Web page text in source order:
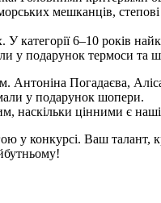
мешканців,
У категорії 6–10 років
у подарунок термоси та
Антоніна Погадаєва,
у подарунок шопери.
наскільки цінними є
у конкурсі. Ваш талант,